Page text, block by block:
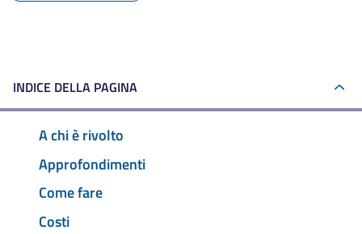
INDICE DELLA PAGINA
A chi è rivolto
Approfondimenti
Come fare
Costi